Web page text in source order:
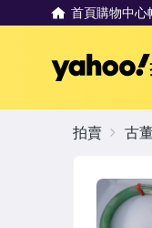
首頁購物中心
拍賣 古